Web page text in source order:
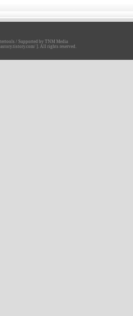
다른 시선
/ Supported by TNM Media
]. All rights reserved.